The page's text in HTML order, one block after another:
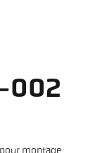
002